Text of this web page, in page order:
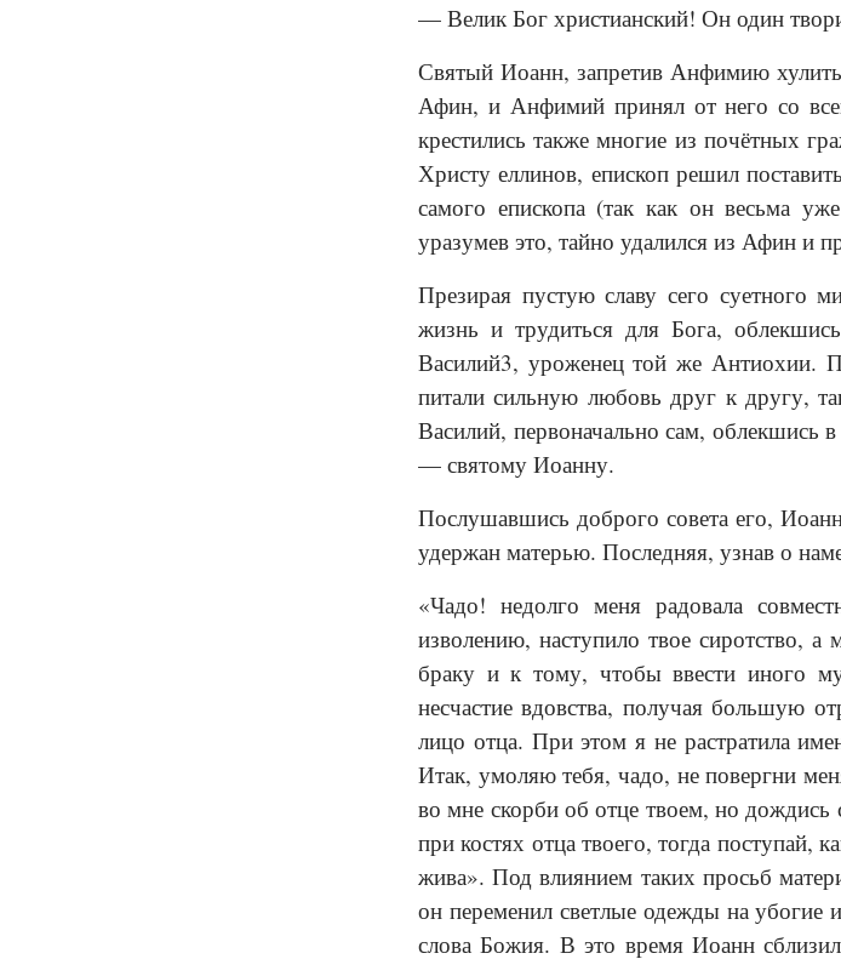
— Велик Бог христианский! Он один
Святый Иоанн, запретив Анфимию
Афин, и Анфимий принял от него со
крестились также многие из почётных
Христу еллинов, епископ решил
самого епископа (так как он весьма
уразумев это, тайно удалился из Афин и
Презирая пустую славу сего суетного
жизнь и трудиться для Бога,
Василий3, уроженец той же Антиохии.
питали сильную любовь друг к другу,
Василий, первоначально сам, облекшись
— святому Иоанну.
Послушавшись доброго совета его,
удержан матерью. Последняя, узнав о
«Чадо! недолго меня радовала
изволению, насту­пило твое сиротство,
браку и к тому, чтобы ввести иного
несчастие вдовства, получая большую
лицо отца. При этом я не растратила
Итак, умоляю тебя, чадо, не повергни
во мне скорби об отце твоем, но
при костях отца твоего, тогда
жива». Под влиянием таких просьб
он переменил светлые одежды на убогие
слова Божия. В это время Иоанн